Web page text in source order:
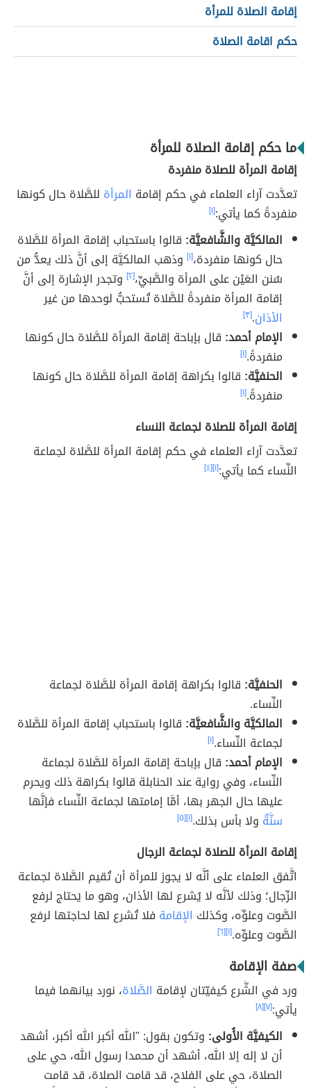
إقامة الصلاة للمرأة
حكم اقامة الصلاة
ما حكم إقامة الصلاة للمرأة
إقامة المرأة للصلاة منفردة
تعدَّدت آراء العلماء في حكم إقامة المرأة للصَّلاة حال كونها
منفردةً كما يأتي:[١]
المالكيَّة والشَّافعيَّة: قالوا باستحباب إقامة المرأة للصَّلاة
حال كونها منفردة،[١] وذهب المالكيَّة إلى أنَّ ذلك يعدُّ من
سُنن العَيْن على المرأة والصَّبيِّ،[٢] وتجدر الإشارة إلى أنَّ
إقامة المرأة منفردةً للصَّلاة تُستحبُّ لوحدها من غير
الأذان.[٣]
الإمام أحمد: قال بإباحة إقامة المرأة للصَّلاة حال كونها
منفردةً.[١]
الحنفيَّة: قالوا بكراهة إقامة المرأة للصَّلاة حال كونها
منفردةً.[١]
إقامة المرأة للصلاة لجماعة النساء
تعدَّدت آراء العلماء في حكم إقامة المرأة للصَّلاة لجماعة
النِّساء كما يأتي:[١] [٤]
الحنفيَّة: قالوا بكراهة إقامة المرأة للصَّلاة لجماعة
النِّساء.
المالكيَّة والشَّافعيَّة: قالوا باستحباب إقامة المرأة للصَّلاة
لجماعة النِّساء.[١]
الإمام أحمد: قال بإباحة إقامة المرأة للصَّلاة لجماعة
النِّساء، وفي رواية عند الحنابلة قالوا بكراهة ذلك ويحرم
عليها حال الجهر بها، أمَّا إمامتها لجماعة النِّساء فإنَّها
سنَّةٌ ولا بأس بذلك.[١] [٥]
إقامة المرأة للصلاة لجماعة الرجال
اتَّفق العلماء على أنَّه لا يجوز للمرأة أن تُقيم الصَّلاة لجماعة
الرِّجال؛ وذلك لأنَّه لا يُشرع لها الأذان، وهو ما يَحتاج لرفع
الصَّوت وعلوِّه، وكذلك الإقامة فلا تُشرع لها لحاجتها لرفع
الصَّوت وعلوِّه.[١] [٦]
صفة الإقامة
ورد في الشَّرع كيفيّتان لإقامة الصَّلاة، نورد بيانهما فيما
يأتي:[٧] [٨]
الكيفيَّة الأُولى: وتكون بقول: "الله أكبر الله أكبر، أشهد
أن لا إله إلا الله، أشهد أن محمدا رسول الله، حي على
الصلاة، حي على الفلاح، قد قامت الصلاة، قد قامت